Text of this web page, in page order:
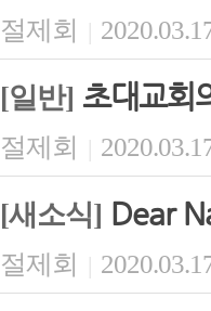
절제회 |
[일반] 초대교회
절제회 |
[새소식] Dear
절제회 |